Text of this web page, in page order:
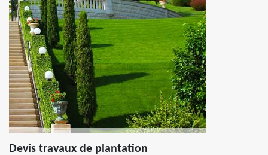
Devis travaux de plantation